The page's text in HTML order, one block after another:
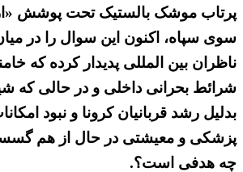
پرتاب موشک بالستیک تحت پوشش
سوی سپاه، اکنون این سوال را در
ناظران بین المللی پدیدار کرده که
شرائط بحرانی داخلی و در حالی که
بدلیل رشد قربانیان کرونا و نبود
پزشکی و معیشتی در حال از هم
چه هدفی است؟.